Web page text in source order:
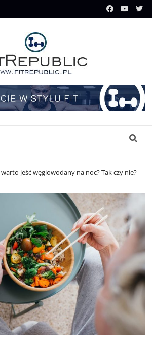
warto jeść węglowodany na noc? Tak czy nie?